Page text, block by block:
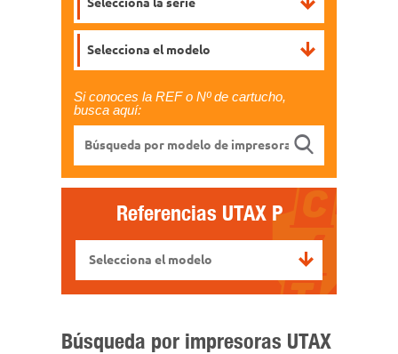
Selecciona el modelo
Si conoces la REF o Nº de cartucho,
busca aquí:
Referencias UTAX P
Selecciona el modelo
Búsqueda por impresoras UTAX